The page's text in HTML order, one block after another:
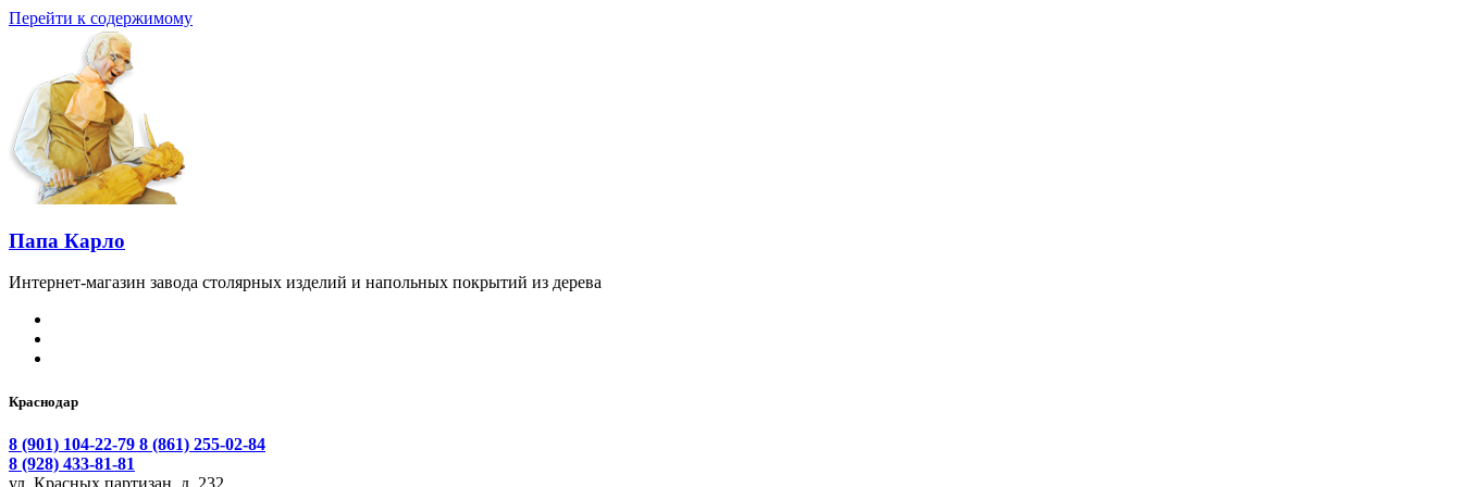
Перейти к содержимому
Папа Карло
Интернет-магазин завода столярных изделий и напольных покрытий из дерева
Краснодар
8 (901) 104-22-79 8 (861) 255-02-84
8 (928) 433-81-81
ул. Красных партизан, д. 232